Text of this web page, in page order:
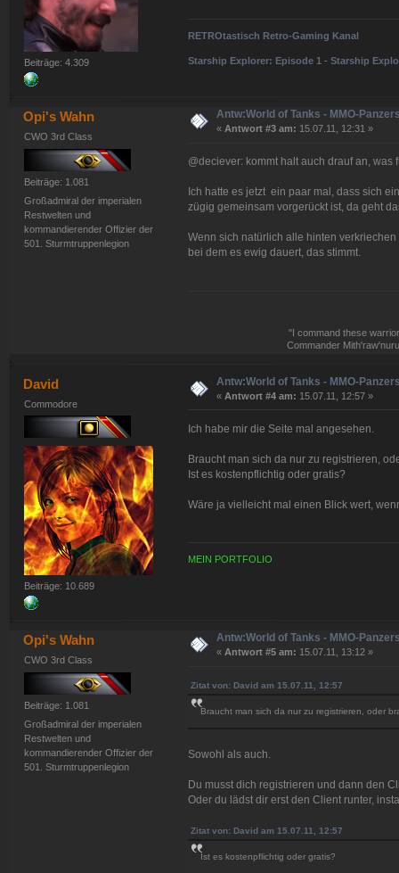
Beiträge: 4.309
RETROtastisch Retro-Gaming Kanal
Starship Explorer: Episode 1 - Starship
Opi's Wahn
CWO 3rd Class
Beiträge: 1.081
Großadmiral der imperialen
Restwelten und
kommandierender Offizier der
501. Sturmtruppenlegion
Antw:World of Tanks - MMO-
« Antwort #3 am: 15.07.11, 12:31 »
@deciever: kommt halt auch drauf an,
Ich hatte es jetzt ein paar mal, dass sich
zügig gemeinsam vorgerückt ist, da geht
Wenn sich natürlich alle hinten
bei dem es ewig dauert, das stimmt.
"I command these
Commander
David
Commodore
Beiträge: 10.689
Antw:World of Tanks - MMO-
« Antwort #4 am: 15.07.11, 12:57 »
Ich habe mir die Seite mal angesehen.
Braucht man sich da nur zu registrieren,
Ist es kostenpflichtig oder gratis?
Wäre ja vielleicht mal einen Blick wert,
MEIN PORTFOLIO
Opi's Wahn
CWO 3rd Class
Beiträge: 1.081
Großadmiral der imperialen
Restwelten und
kommandierender Offizier der
501. Sturmtruppenlegion
Antw:World of Tanks - MMO-
«Antwort #5 am: 15.07.11, 13:12 »
Zitat von: David am 15.07.11, 12:57
Braucht man sich da nur zu registrieren, oder
Sowohl als auch.
Du musst dich registrieren und dann den
Oder du lädst dir erst den Client runter,
Zitat von: David am 15.07.11, 12:57
Ist es kostenpflichtig oder gratis?